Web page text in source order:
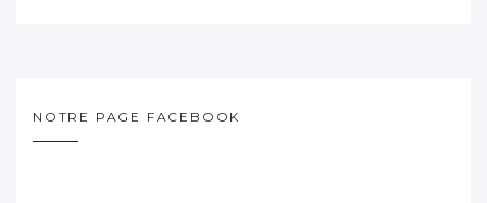
NOTRE PAGE FACEBOOK